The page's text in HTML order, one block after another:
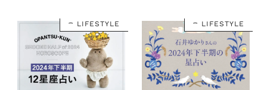
LIFESTYLE LIFESTYLE